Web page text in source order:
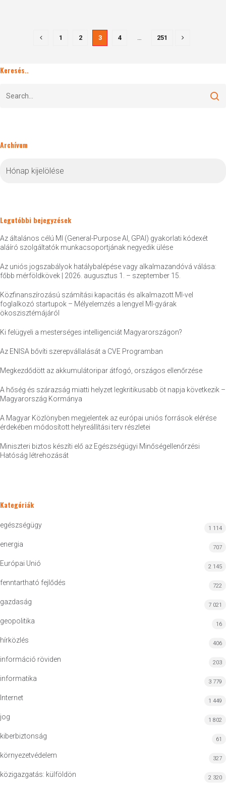
1 2 3 4 … 251
Keresés..
Archívum
Legutóbbi bejegyzések
Az általános célú MI (General-Purpose AI, GPAI) gyakorlati kódexét
aláíró szolgáltatók munkacsoportjának negyedik ülése
Az uniós jogszabályok hatálybalépése vagy alkalmazandóvá válása:
főbb mérföldkövek | 2026. augusztus 1. – szeptember 15.
Közfinanszírozású számítási kapacitás és alkalmazott MI-vel
foglalkozó startupok – Mélyelemzés a lengyel MI-gyárak
ökoszisztémájáról
Ki felügyeli a mesterséges intelligenciát Magyarországon?
Az ENISA bővíti szerepvállalását a CVE Programban
Megkezdődött az akkumulátoripar átfogó, országos ellenőrzése
A hőség és szárazság miatti helyzet legkritikusabb öt napja következik –
Magyarország Kormánya
A Magyar Közlönyben megjelentek az európai uniós források elérése
érdekében módosított helyreállítási terv részletei
Miniszteri biztos készíti elő az Egészségügyi Minőségellenőrzési
Hatóság létrehozását
Kategóriák
egészségügy 1 114
energia 707
Európai Unió 2 145
fenntartható fejlődés 722
gazdaság 7 021
geopolitika 16
hírközlés 406
információ röviden 203
informatika 3 779
Internet 1 449
jog 1 802
kiberbiztonság 61
környezetvédelem 327
közigazgatás: külföldön 2 320